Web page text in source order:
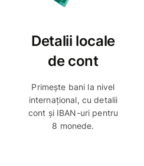
Detalii locale
de cont
Primește bani la nivel
internațional, cu detalii
cont și IBAN-uri pentru
8 monede.